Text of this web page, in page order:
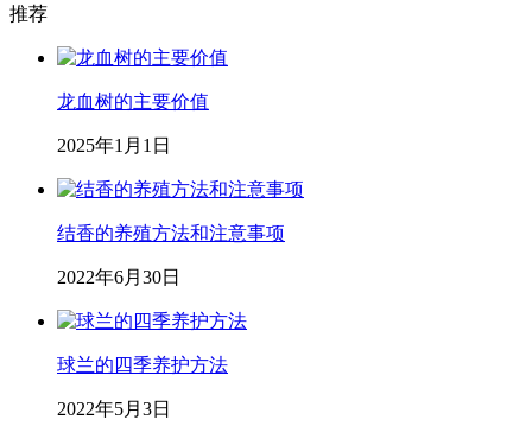
推荐
龙血树的主要价值
2025年1月1日
结香的养殖方法和注意事项
2022年6月30日
球兰的四季养护方法
2022年5月3日